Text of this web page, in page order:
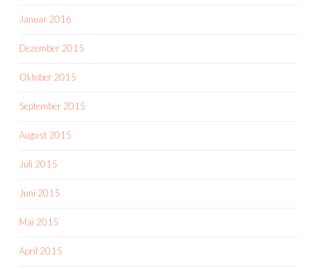
Januar 2016
Dezember 2015
Oktober 2015
September 2015
August 2015
Juli 2015
Juni 2015
Mai 2015
April 2015